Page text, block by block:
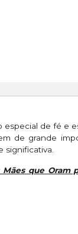
especial de fé
de grande
significativa.
que Oram